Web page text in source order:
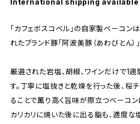
International shipping available
「カフェボスコベル」の自家製ベーコン
れたブランド豚「阿波美豚（あわびとん）
厳選された岩塩、胡椒、ワインだけで1
す。丁寧に塩抜きと乾燥を行った後、桜
ることで薫り高く旨味が際立つベーコン
カリカリに焼いた後に出る脂も、適度